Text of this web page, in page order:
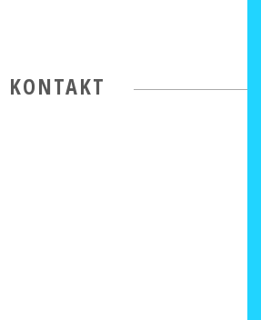
KONTAKT